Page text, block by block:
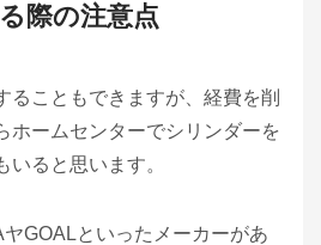
際の注意点
ることもできますが、経費を削
ホームセンターでシリンダーを
いると思います。
GOALといったメーカーがあ